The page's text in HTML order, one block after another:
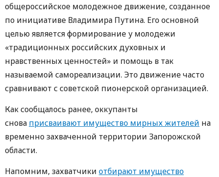
общероссийское молодежное движение, созданное
по инициативе Владимира Путина. Его основной
целью является формирование у молодежи
«традиционных российских духовных и
нравственных ценностей» и помощь в так
называемой самореализации. Это движение часто
сравнивают с советской пионерской организацией.
Как сообщалось ранее, оккупанты
снова присваивают имущество мирных жителей на
временно захваченной территории Запорожской
области.
Напомним, захватчики отбирают имущество